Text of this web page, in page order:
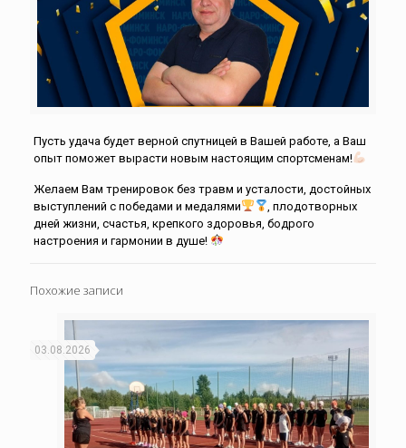
Пусть удача будет верной спутницей в Вашей работе, а Ваш
опыт поможет вырасти новым настоящим спортсменам!
Желаем Вам тренировок без травм и усталости, достойных
выступлений с победами и медалями
, плодотворных
дней жизни, счастья, крепкого здоровья, бодрого
настроения и гармонии в душе!
Похожие записи
03.08.2026